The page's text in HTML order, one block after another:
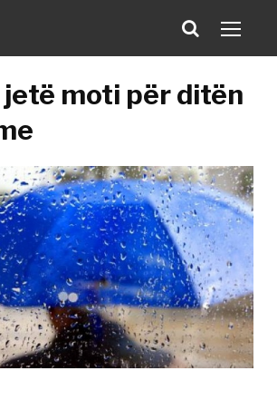
jetë moti për ditën